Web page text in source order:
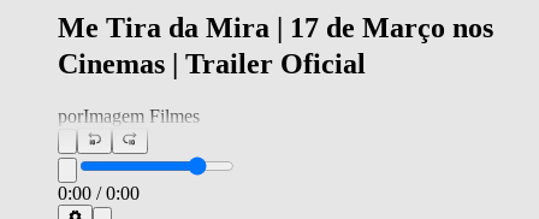
Me Tira da Mira | 17 de Março nos
Cinemas | Trailer Oficial
porImagem Filmes
0:00 /0:00